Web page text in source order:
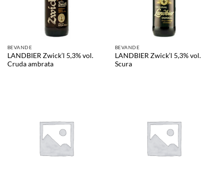
BEVANDE
LANDBIER Zwick’l 5,3% vol.
Cruda ambrata
BEVANDE
LANDBIER Zwick’l 5,3% vol.
Scura